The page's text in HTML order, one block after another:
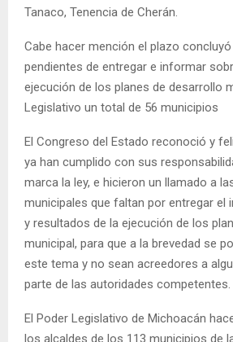
Tanaco, Tenencia de Cherán.
Cabe hacer mención el plazo
pendientes de entregar e informar
ejecución de los planes de desarrollo
Legislativo un total de 56 municipios
El Congreso del Estado reconoció y
ya han cumplido con sus
marca la ley, e hicieron un llamado a
municipales que faltan por entregar el
y resultados de la ejecución de los
municipal, para que a la brevedad se
este tema y no sean acreedores a
parte de las autoridades competentes.
El Poder Legislativo de Michoacán
los alcaldes de los 113 municipios de